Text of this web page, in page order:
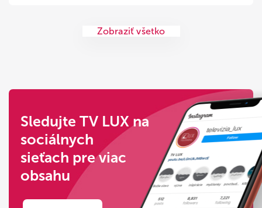
Zobraziť všetko
Sledujte TV LUX na
sociálnych
sieťach pre viac
obsahu